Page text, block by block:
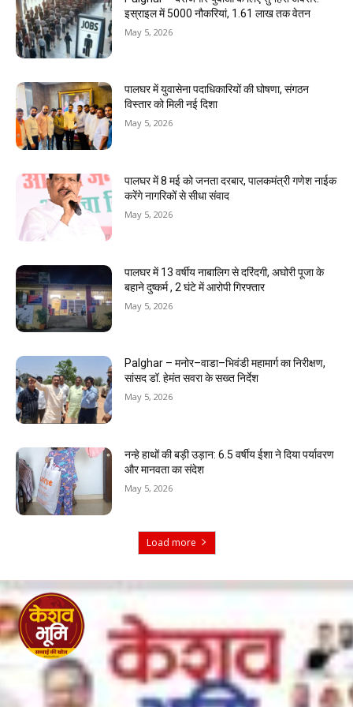
इस्राइल में 5000 नौकरियां, ₹1.61 लाख तक वेतन
May 5, 2026
पालघर में युवासेना पदाधिकारियों की घोषणा, संगठन
विस्तार को मिली नई दिशा
May 5, 2026
पालघर में 8 मई को जनता दरबार, पालकमंत्री गणेश नाईक
करेंगे नागरिकों से सीधा संवाद
May 5, 2026
पालघर में 13 वर्षीय नाबालिग से दरिंदगी, अघोरी पूजा के
बहाने दुष्कर्म , 2 घंटे में आरोपी गिरफ्तार
May 5, 2026
Palghar – मनोर–वाडा–भिवंडी महामार्ग का निरीक्षण,
सांसद डॉ. हेमंत सवरा के सख्त निर्देश
May 5, 2026
नन्हे हाथों की बड़ी उड़ान: 6.5 वर्षीय ईशा ने दिया पर्यावरण
और मानवता का संदेश
May 5, 2026
Load more